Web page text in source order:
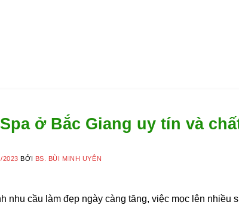
ở Bắc Giang uy tín và
2023 BỞI BS. BÙI MINH UYÊN
nhu cầu làm đẹp ngày càng tăng, việc mọc lên